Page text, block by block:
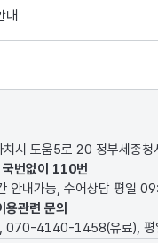
내
영하는 국민신문고
시 도움5로 20 정부세종청
번없이 110번
안내가능, 수어상담 평일
용관련 문의
070-4140-1458(유료),